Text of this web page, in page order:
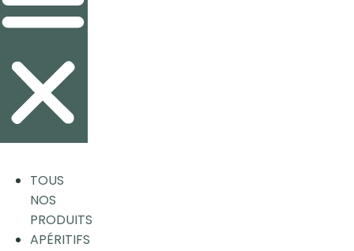
TOUS
NOS
PRODUITS
APÉRITIFS